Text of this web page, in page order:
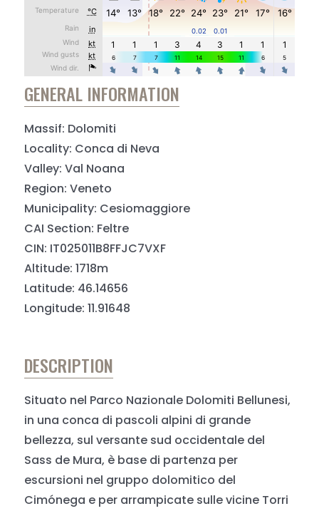
GENERAL INFORMATION
Massif: Dolomiti
Locality: Conca di Neva
Valley: Val Noana
Region: Veneto
Municipality: Cesiomaggiore
CAI Section: Feltre
CIN: IT025011B8FFJC7VXF
Altitude: 1718m
Latitude: 46.14656
Longitude: 11.91648
DESCRIPTION
Situato nel Parco Nazionale Dolomiti Bellunesi,
in una conca di pascoli alpini di grande
bellezza, sul versante sud occidentale del
Sass de Mura, è base di partenza per
escursioni nel gruppo dolomitico del
Cimónega e per arrampicate sulle vicine Torri